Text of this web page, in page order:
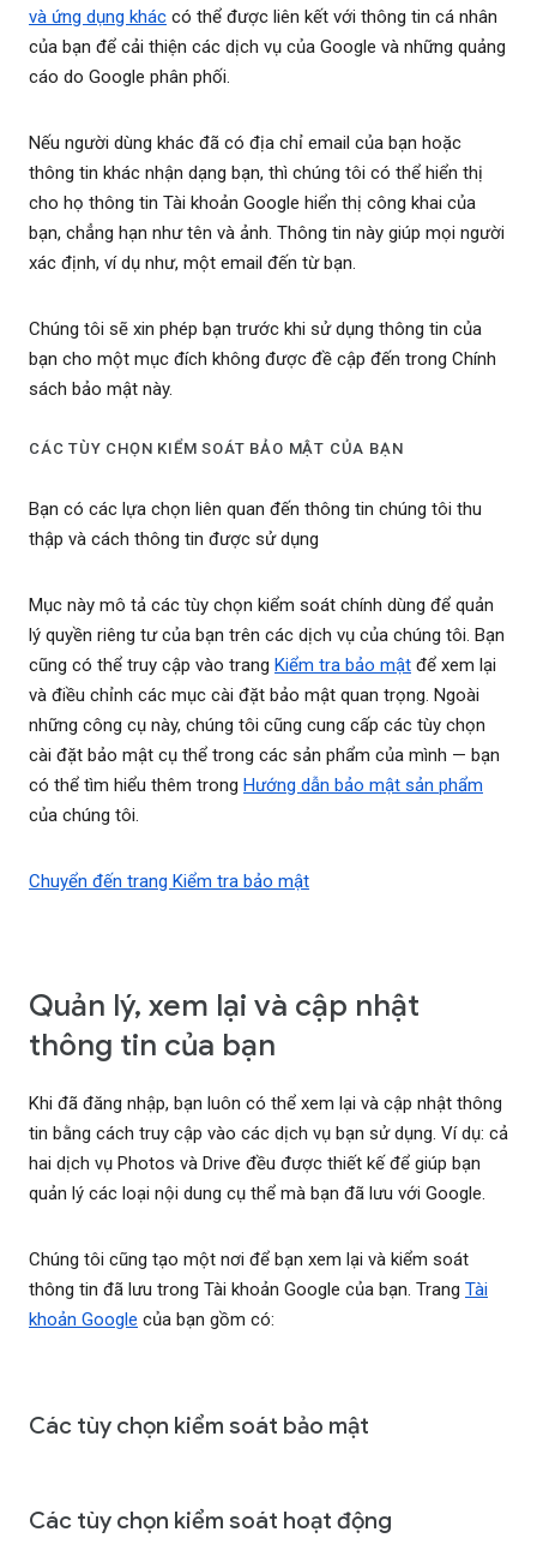
và ứng dụng khác có thể được liên kết với thông tin cá nhân
của bạn để cải thiện các dịch vụ của Google và những quảng
cáo do Google phân phối.
Nếu người dùng khác đã có địa chỉ email của bạn hoặc
thông tin khác nhận dạng bạn, thì chúng tôi có thể hiển thị
cho họ thông tin Tài khoản Google hiển thị công khai của
bạn, chẳng hạn như tên và ảnh. Thông tin này giúp mọi người
xác định, ví dụ như, một email đến từ bạn.
Chúng tôi sẽ xin phép bạn trước khi sử dụng thông tin của
bạn cho một mục đích không được đề cập đến trong Chính
sách bảo mật này.
CÁC TÙY CHỌN KIỂM SOÁT BẢO MẬT CỦA BẠN
Bạn có các lựa chọn liên quan đến thông tin chúng tôi thu
thập và cách thông tin được sử dụng
Mục này mô tả các tùy chọn kiểm soát chính dùng để quản
lý quyền riêng tư của bạn trên các dịch vụ của chúng tôi. Bạn
cũng có thể truy cập vào trang Kiểm tra bảo mật để xem lại
và điều chỉnh các mục cài đặt bảo mật quan trọng. Ngoài
những công cụ này, chúng tôi cũng cung cấp các tùy chọn
cài đặt bảo mật cụ thể trong các sản phẩm của mình — bạn
có thể tìm hiểu thêm trong Hướng dẫn bảo mật sản phẩm
của chúng tôi.
Chuyển đến trang Kiểm tra bảo mật
Quản lý, xem lại và cập nhật
thông tin của bạn
Khi đã đăng nhập, bạn luôn có thể xem lại và cập nhật thông
tin bằng cách truy cập vào các dịch vụ bạn sử dụng. Ví dụ: cả
hai dịch vụ Photos và Drive đều được thiết kế để giúp bạn
quản lý các loại nội dung cụ thể mà bạn đã lưu với Google.
Chúng tôi cũng tạo một nơi để bạn xem lại và kiểm soát
thông tin đã lưu trong Tài khoản Google của bạn. Trang Tài
khoản Google của bạn gồm có:
Các tùy chọn kiểm soát bảo mật
Các tùy chọn kiểm soát hoạt động